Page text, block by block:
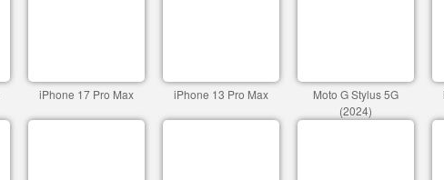
iPhone 17 Pro Max iPhone 13 Pro Max
Moto G Stylus 5G
(2024)